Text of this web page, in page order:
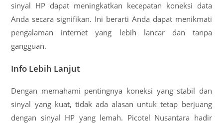
sinyal HP dapat meningkatkan kecepatan koneksi data
Anda secara signifikan. Ini berarti Anda dapat menikmati
pengalaman internet yang lebih lancar dan tanpa
gangguan.
Info Lebih Lanjut
Dengan memahami pentingnya koneksi yang stabil dan
sinyal yang kuat, tidak ada alasan untuk tetap berjuang
dengan sinyal HP yang lemah. Picotel Nusantara hadir